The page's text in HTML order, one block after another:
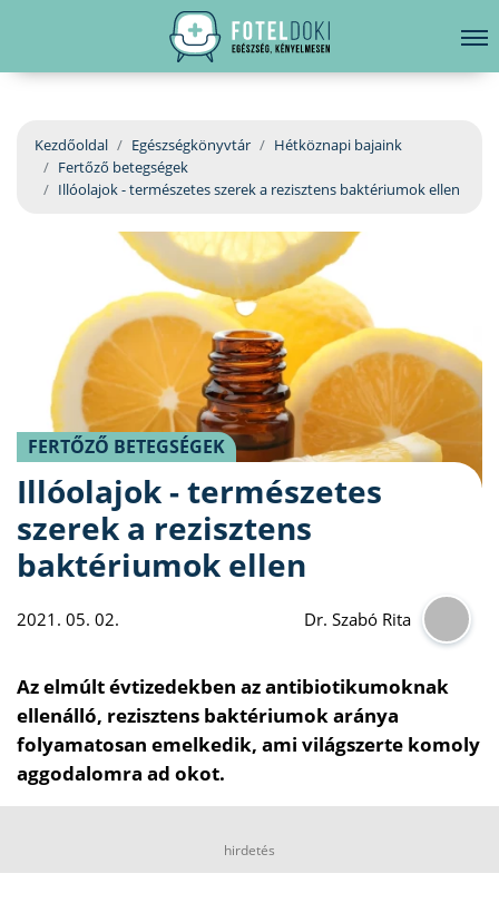
EGÉSZSÉGKÖNYVTÁR
BETEGSÉGKALAUZ
ÜGYELETKERESŐ
ORVOS VÁLASZOL
ORVOSKERESŐ
hirdetés
Kezdőoldal Egészségkönyvtár
Hétköznapi bajaink
Fertőző betegségek
Illóolajok - természetes szerek a rezisztens baktériumok ellen
FERTŐZŐ BETEGSÉGEK
Illóolajok - természetes
szerek a rezisztens
baktériumok ellen
2021. 05. 02. Dr. Szabó Rita
Az elmúlt évtizedekben az antibiotikumoknak
ellenálló, rezisztens baktériumok aránya
folyamatosan emelkedik, ami világszerte komoly
aggodalomra ad okot.
hirdetés